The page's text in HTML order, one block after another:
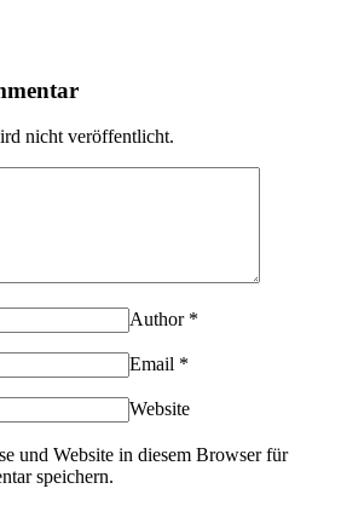
nicht veröffentlicht.
Author *
Email *
Website
und Website in diesem Browser für
speichern.